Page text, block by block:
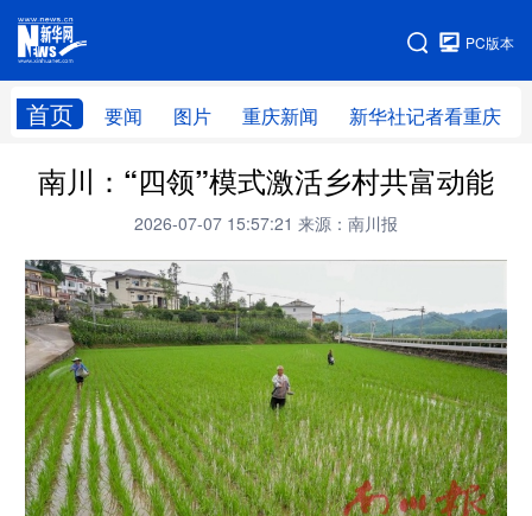
PC版本
首页 要闻 图片 重庆新闻 新华社记者看重庆
网站地图
南川：“四领”模式激活乡村共富动能
2026-07-07 15:57:21 来源：南川报